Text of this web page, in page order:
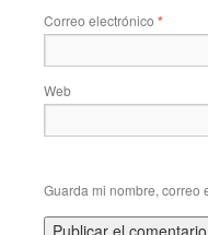
Correo electrónico *
Web
Guarda mi nombre, correo